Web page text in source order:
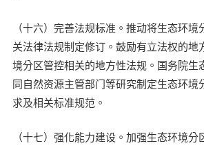
（十六）完善法规标准。推动将生态环
关法律法规制定修订。鼓励有立法权的地
境分区管控相关的地方性法规。国务院生
同自然资源主管部门等研究制定生态环境
求及相关标准规范。
（十七）强化能力建设。加强生态环境